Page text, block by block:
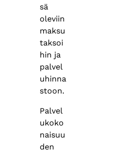
sä
oleviin
maksu
taksoi
hin ja
palvel
uhinna
stoon. ​
Palvel
ukoko
naisuu
den